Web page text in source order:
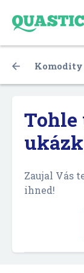
Tohle
Zaujal Vás
ihned!